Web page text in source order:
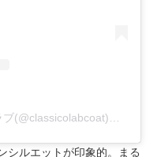
シルエットが印象的。まる